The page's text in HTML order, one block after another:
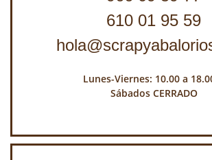
610 01 95 59
Lunes-Viernes: 10.00 a
Sábados CERRADO